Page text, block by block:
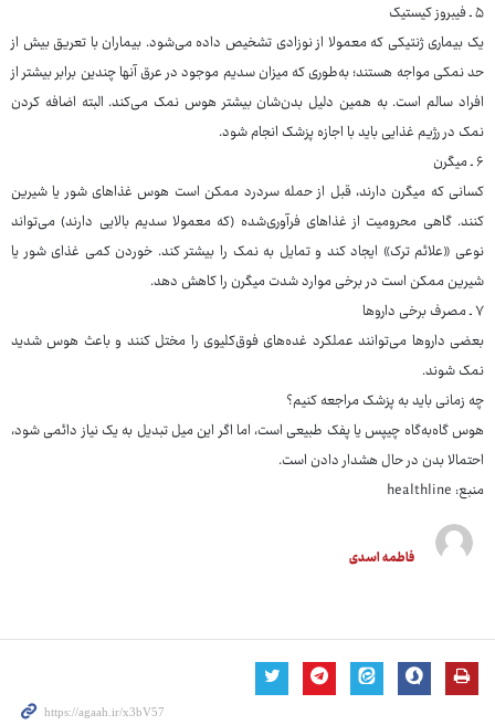
۵ ـ فیبروز کیستیک
یک بیماری ژنتیکی که معمولا از نوزادی تشخیص داده می‌شود. بیماران با تعریق بیش از
حد نمکی مواجه هستند؛ به‌طوری‌ که میزان سدیم موجود در عرق آنها چندین برابر بیشتر از
افراد سالم است. به همین دلیل بدن‌شان بیشتر هوس نمک می‌کند. البته اضافه کردن
نمک در رژیم غذایی باید با اجازه پزشک انجام شود.
۶ ـ میگرن
کسانی که میگرن دارند، قبل از حمله سردرد ممکن است هوس غذاهای شور یا شیرین
کنند. گاهی محرومیت از غذاهای فرآوری‌شده (که معمولا سدیم بالایی دارند) می‌تواند
نوعی «علائم ترک» ایجاد کند و تمایل به نمک را بیشتر کند. خوردن کمی غذای شور یا
شیرین ممکن است در برخی موارد شدت میگرن را کاهش دهد.
۷ ـ مصرف برخی داروها
بعضی داروها می‌توانند عملکرد غده‌های فوق‌کلیوی را مختل کنند و باعث هوس شدید
نمک شوند.
چه زمانی باید به پزشک مراجعه کنیم؟
هوس گاه‌به‌گاه چیپس یا پفک طبیعی است، اما اگر این میل تبدیل به یک نیاز دائمی شود،
احتمالا بدن در حال هشدار دادن است.
منبع: healthline
فاطمه اسدی